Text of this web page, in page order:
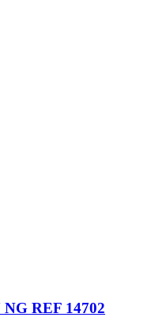
REF 14702